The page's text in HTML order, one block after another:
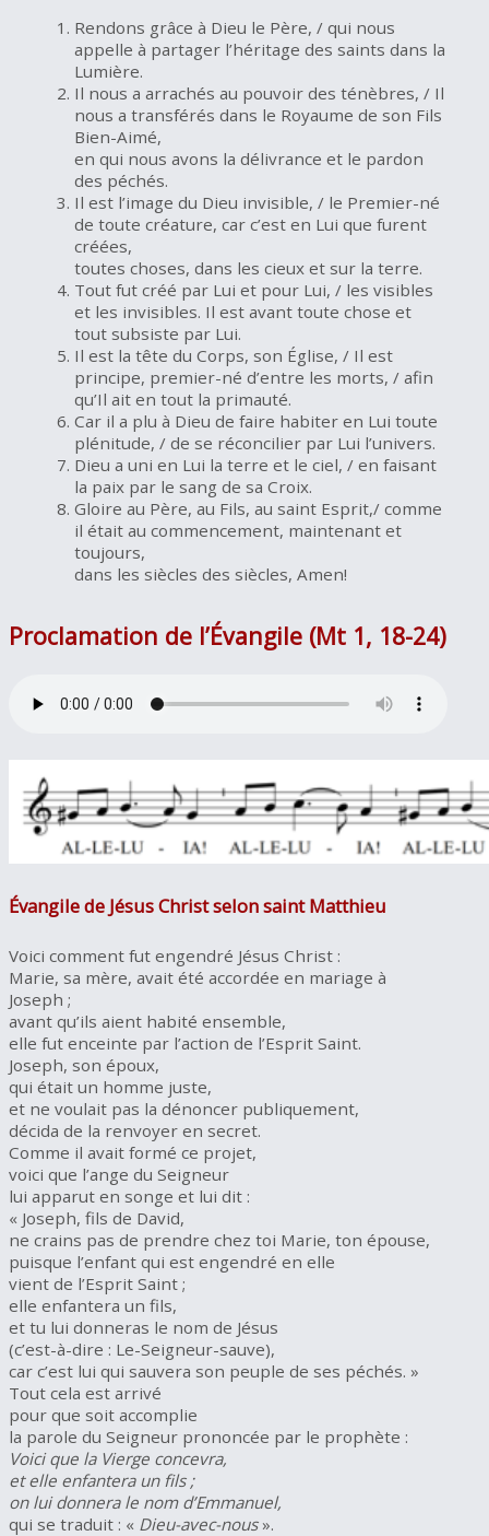
Rendons grâce à Dieu le Père, / qui nous
appelle à partager l’héritage des saints dans la
Lumière.
Il nous a arrachés au pouvoir des ténèbres, / Il
nous a transférés dans le Royaume de son Fils
Bien-Aimé,
en qui nous avons la délivrance et le pardon
des péchés.
Il est l’image du Dieu invisible, / le Premier-né
de toute créature, car c’est en Lui que furent
créées,
toutes choses, dans les cieux et sur la terre.
Tout fut créé par Lui et pour Lui, / les visibles
et les invisibles. Il est avant toute chose et
tout subsiste par Lui.
Il est la tête du Corps, son Église, / Il est
principe, premier-né d’entre les morts, / afin
qu’Il ait en tout la primauté.
Car il a plu à Dieu de faire habiter en Lui toute
plénitude, / de se réconcilier par Lui l’univers.
Dieu a uni en Lui la terre et le ciel, / en faisant
la paix par le sang de sa Croix.
Gloire au Père, au Fils, au saint Esprit,/ comme
il était au commencement, maintenant et
toujours,
dans les siècles des siècles, Amen!
Proclamation de l’Évangile (Mt 1, 18-24)
Évangile de Jésus Christ selon saint Matthieu
Voici comment fut engendré Jésus Christ :
Marie, sa mère, avait été accordée en mariage à
Joseph ;
avant qu’ils aient habité ensemble,
elle fut enceinte par l’action de l’Esprit Saint.
Joseph, son époux,
qui était un homme juste,
et ne voulait pas la dénoncer publiquement,
décida de la renvoyer en secret.
Comme il avait formé ce projet,
voici que l’ange du Seigneur
lui apparut en songe et lui dit :
« Joseph, fils de David,
ne crains pas de prendre chez toi Marie, ton épouse,
puisque l’enfant qui est engendré en elle
vient de l’Esprit Saint ;
elle enfantera un fils,
et tu lui donneras le nom de Jésus
(c’est-à-dire : Le-Seigneur-sauve),
car c’est lui qui sauvera son peuple de ses péchés. »
Tout cela est arrivé
pour que soit accomplie
la parole du Seigneur prononcée par le prophète :
Voici que la Vierge concevra,
et elle enfantera un fils ;
on lui donnera le nom d’Emmanuel,
qui se traduit : « Dieu-avec-nous».